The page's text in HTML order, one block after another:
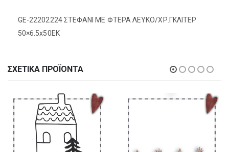
GE-22202224 ΣΤΕΦΑΝΙ ΜE ΦΤΕΡΑ ΛΕΥΚΟ/ΧΡ.ΓΚΛΙΤΕΡ
50×6.5x50EK
ΣΧΕΤΙΚΆ ΠΡΟΪΌΝΤΑ